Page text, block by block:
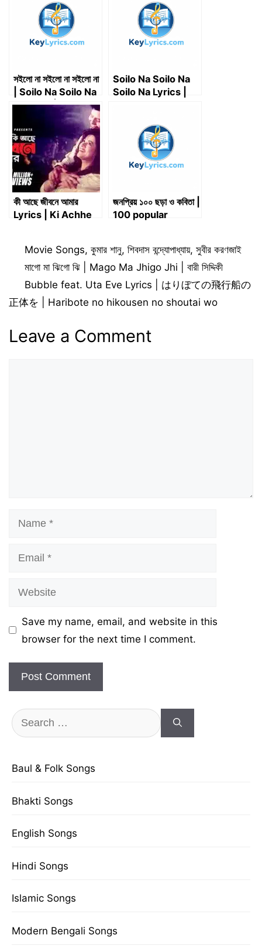
k
সইলো না সইলো না সইলো না
| Soilo Na Soilo Na
Soilo Na | Deewani
Deewani Deewani
Main To Sanam
Soilo Na Soilo Na
Soilo Na Lyrics |
কী আছে জীবনে আমার
Lyrics | Ki Achhe
জনপ্রিয় ১০০ ছড়া ও কবিতা |
100 popular
Categories
Movie Songs,কুমার শানু,শিবদাস বন্দ্যোপাধ্যায়,সুবীর করণজাই
মাগো মা ঝিগো ঝি | Mago Ma Jhigo Jhi | বারী সিদ্দিকী
Bubble feat. Uta Eve Lyrics | はりぼての飛行船の
正体を | Haribote no hikousen no shoutai wo
Leave a Comment
Name
Email
Website
Save my name, email, and website in this
browser for the next time I comment.
Search
for:
Baul & Folk Songs
Bhakti Songs
English Songs
Hindi Songs
Islamic Songs
Modern Bengali Songs